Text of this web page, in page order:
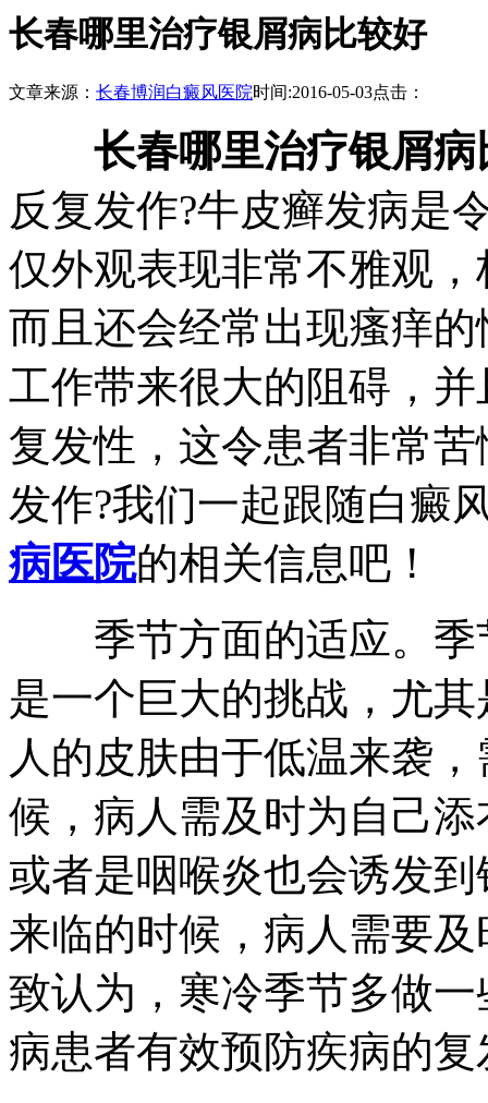
长春哪里治疗银屑病比较好
文章来源： 长春博润白癜风医院时间:2016-05-03点击：
长春哪里治疗银屑
反复发作?牛皮癣发病是
仅外观表现非常不雅观
而且还会经常出现瘙痒
工作带来很大的阻碍，
复发性，这令患者非常
发作?我们一起跟随白癜
病医院的相关信息吧！
季节方面的适应。季
是一个巨大的挑战，尤
人的皮肤由于低温来袭
候，病人需及时为自己
或者是咽喉炎也会诱发
来临的时候，病人需要
致认为，寒冷季节多做
病患者有效预防疾病的复